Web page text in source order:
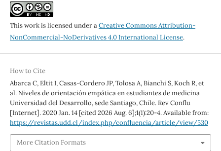
This work is licensed under aCreative Commons Attribution-
NonCommercial-NoDerivatives 4.0 International License.
How to Cite
Abarca C, Eltit I, Casas-Cordero JP, Tolosa A, Bianchi S, Koch R, et
al. Niveles de orientación empática en estudiantes de medicina
Universidad del Desarrollo, sede Santiago, Chile. Rev Conflu
[Internet]. 2020 Jan. 14 [cited 2026 Aug. 6];1(1):20-4. Available from:
https://revistas.udd.cl/index.php/confluencia/article/view/530
More Citation Formats